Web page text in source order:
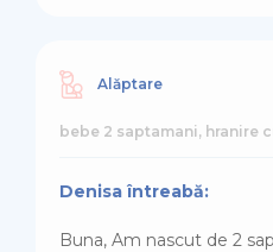
Alăptare
bebe 2 saptamani, hranire
Denisa întreabă:
Buna, Am nascut de 2